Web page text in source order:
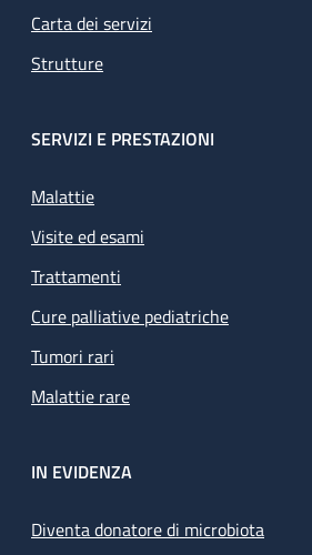
Carta dei servizi
Strutture
SERVIZI E PRESTAZIONI
Malattie
Visite ed esami
Trattamenti
Cure palliative pediatriche
Tumori rari
Malattie rare
IN EVIDENZA
Diventa donatore di microbiota